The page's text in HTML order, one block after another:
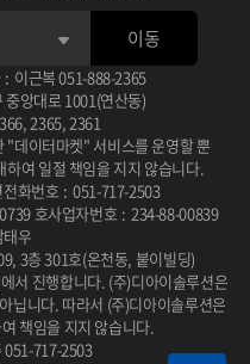
품 등록 신청이 가능
인 절차 확인!
계약 링크 생성 후 수요자에게 알림
알림공급자가 확인
일에 맞춰 심사중으로 바뀜
정 심사 및 상금 결제
: 이근복051-888-2365
앙대로 1001(연산동)
, 2365, 2361
"데이터마켓" 서비스를 운영할 뿐
여 일절 책임을 지지 않습니다.
전화번호 : 051-717-2503
호사업자번호 : 234-88-00839
태우
3층 301호(온천동, 붙이빌딩)
서 진행합니다. (주)디아이솔루션은
닙니다. 따라서 (주)디아이솔루션은
책임을 지지 않습니다.
051-717-2503
이동